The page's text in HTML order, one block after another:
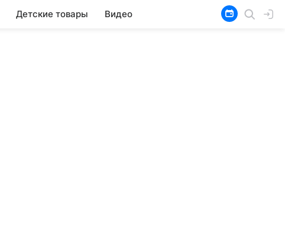
Детские товары Видео